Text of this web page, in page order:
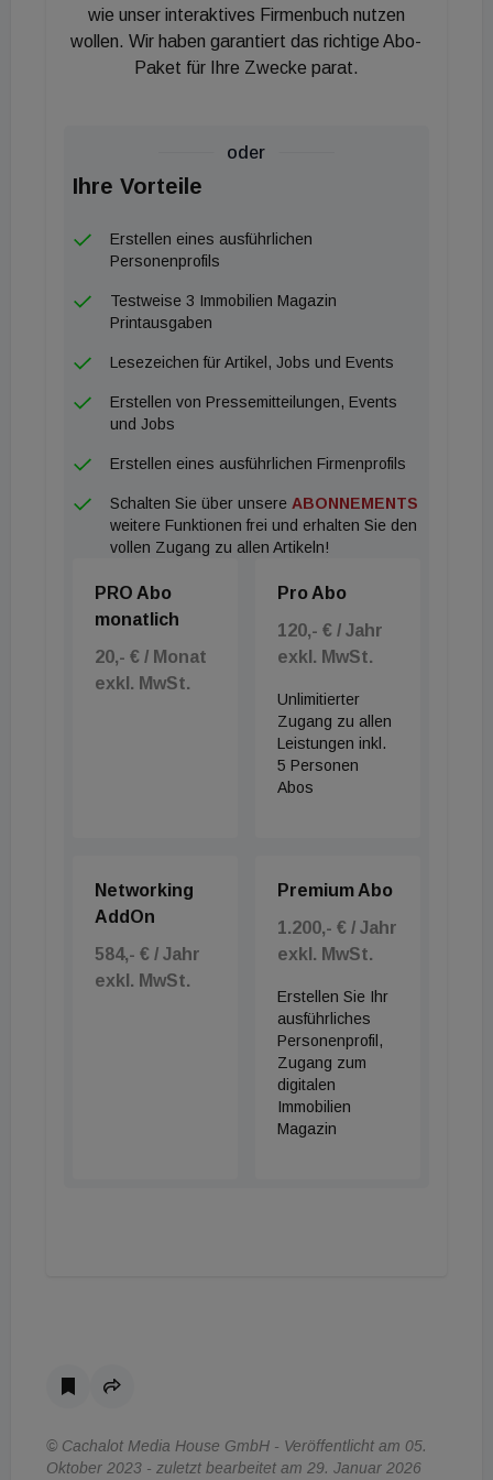
knapp 2 Milliarden Euro). Bei den Einzeinvestments
(insgesamt gut 2,5 Milliarden Euro) fehlen dagegen
weiterhin die Großdeals, was dadurch unterstrichen
abgespielt hat.
wie unser interaktives Firmenbuch nutzen
wollen. Wir haben garantiert das richtige Abo-
Paket für Ihre Zwecke parat.
oder
Ihre Vorteile
Erstellen eines ausführlichen
Personenprofils
Testweise 3 Immobilien Magazin
Printausgaben
Lesezeichen für Artikel, Jobs und Events
Erstellen von Pressemitteilungen, Events
und Jobs
Erstellen eines ausführlichen Firmenprofils
Schalten Sie über unsere ABONNEMENTS
weitere Funktionen frei und erhalten Sie den
vollen Zugang zu allen Artikeln!
PRO Abo
monatlich
20,- € / Monat
exkl. MwSt.
Pro Abo
120,- € / Jahr
exkl. MwSt.
Unlimitierter
Zugang zu allen
Leistungen inkl.
5 Personen
Abos
Networking
AddOn
584,- € / Jahr
exkl. MwSt.
Premium Abo
1.200,- € / Jahr
exkl. MwSt.
Erstellen Sie Ihr
ausführliches
Personenprofil,
Zugang zum
digitalen
Immobilien
Magazin
© Cachalot Media House GmbH - Veröffentlicht am 05.
Oktober 2023 - zuletzt bearbeitet am 29. Januar 2026